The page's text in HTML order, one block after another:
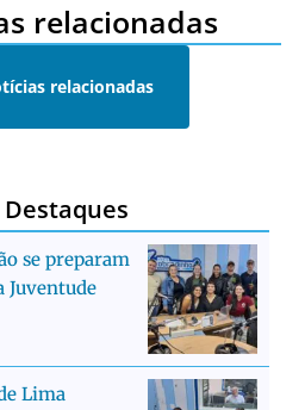
relacionadas
relacionadas
Destaques
se preparam
Juventude
Lima